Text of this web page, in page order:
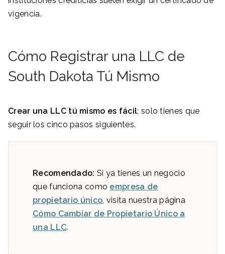
vigencia.
Cómo Registrar una LLC de
South Dakota Tú Mismo
Crear una LLC tú mismo es fácil; solo tienes que
seguir los cinco pasos siguientes.
Recomendado: Si ya tienes un negocio
que funciona como empresa de
propietario único , visita nuestra página
Cómo Cambiar de Propietario Único a
una LLC.